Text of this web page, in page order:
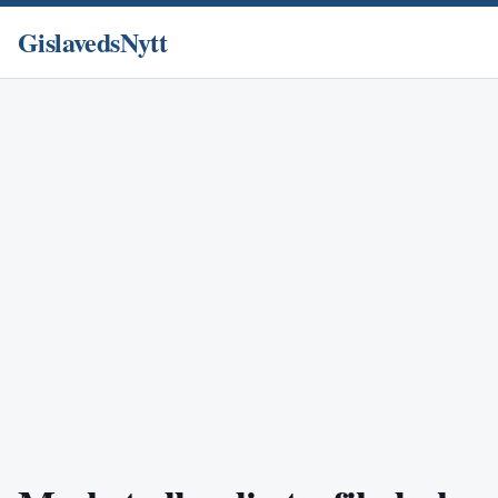
GislavedsNytt